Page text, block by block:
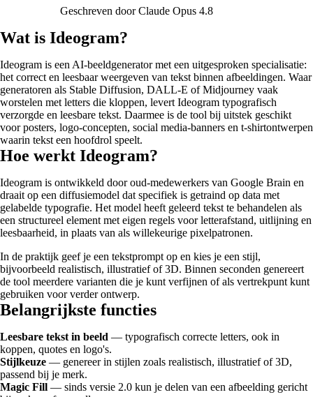
Geschreven doorClaude Opus 4.8
Wat is Ideogram?
Ideogram is een AI-beeldgenerator met een uitgesproken specialisatie:
het correct en leesbaar weergeven van tekst binnen afbeeldingen. Waar
generatoren als Stable Diffusion, DALL-E of Midjourney vaak
worstelen met letters die kloppen, levert Ideogram typografisch
verzorgde en leesbare tekst. Daarmee is de tool bij uitstek geschikt
voor posters, logo-concepten, social media-banners en t-shirtontwerpen
waarin tekst een hoofdrol speelt.
Hoe werkt Ideogram?
Ideogram is ontwikkeld door oud-medewerkers van Google Brain en
draait op een diffusiemodel dat specifiek is getraind op data met
gelabelde typografie. Het model heeft geleerd tekst te behandelen als
een structureel element met eigen regels voor letterafstand, uitlijning en
leesbaarheid, in plaats van als willekeurige pixelpatronen.
In de praktijk geef je een tekstprompt op en kies je een stijl,
bijvoorbeeld realistisch, illustratief of 3D. Binnen seconden genereert
de tool meerdere varianten die je kunt verfijnen of als vertrekpunt kunt
gebruiken voor verder ontwerp.
Belangrijkste functies
Leesbare tekst in beeld — typografisch correcte letters, ook in
koppen, quotes en logo's.
Stijlkeuze — genereer in stijlen zoals realistisch, illustratief of 3D,
passend bij je merk.
Magic Fill — sinds versie 2.0 kun je delen van een afbeelding gericht